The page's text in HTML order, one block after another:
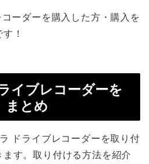
ーダーを購入した方・購入を
！
イブレコーダーを
まとめ
ドライブレコーダーを取り付
す。取り付ける方法を紹介